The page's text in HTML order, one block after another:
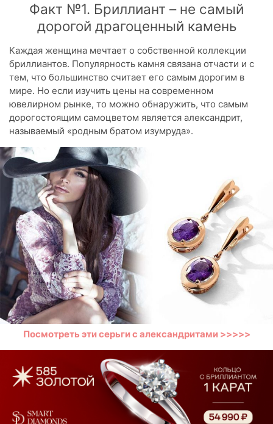
Факт №1. Бриллиант – не самый
дорогой драгоценный камень
Каждая женщина мечтает о собственной коллекции
бриллиантов. Популярность камня связана отчасти и с
тем, что большинство считает его самым дорогим в
мире. Но если изучить цены на современном
ювелирном рынке, то можно обнаружить, что самым
дорогостоящим самоцветом является александрит,
называемый «родным братом изумруда».
Посмотреть эти серьги с александритами >>>>>